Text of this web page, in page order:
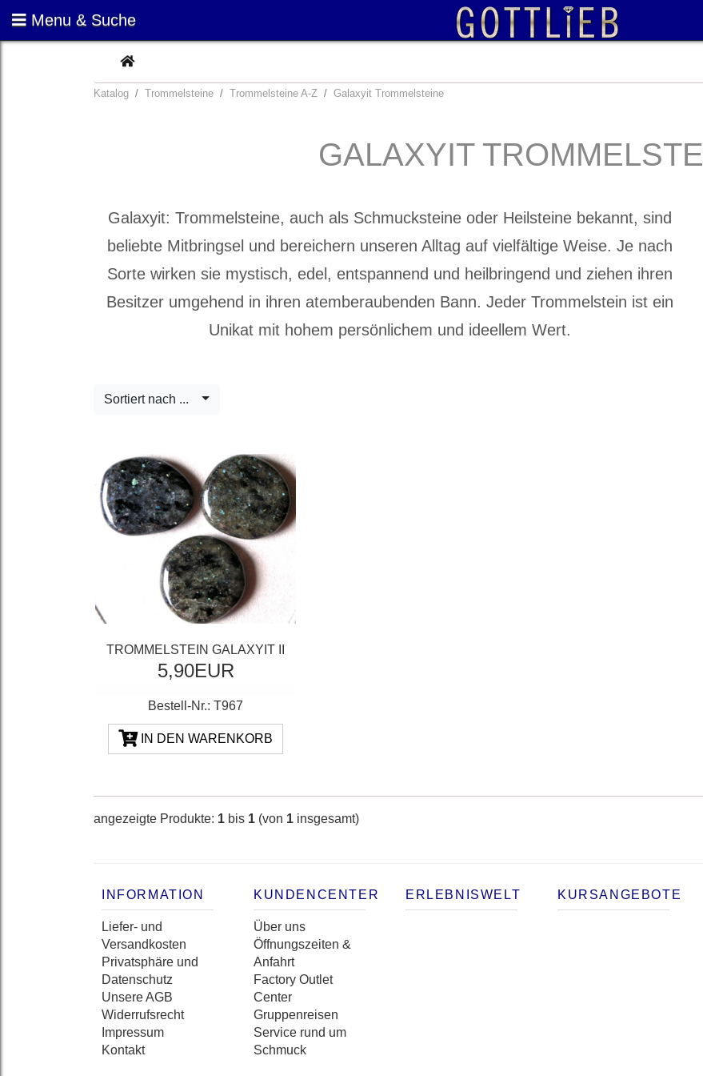
Menu & Suche
CURRENT
Katalog Trommelsteine Trommelsteine A-Z Galaxyit Trommelsteine
GALAXYIT
Galaxyit: Trommelsteine, auch als Schmucksteine oder Heilsteine bekannt, sind
beliebte Mitbringsel und bereichern unseren Alltag auf vielfältige Weise. Je nach
Sorte wirken sie mystisch, edel, entspannend und heilbringend und ziehen ihren
Besitzer umgehend in ihren atemberaubenden Bann. Jeder Trommelstein ist ein
Unikat mit hohem persönlichem und ideellem Wert.
Sortiert nach ...
TROMMELSTEIN GALAXYIT II
5,90EUR
Bestell-Nr.: T967
IN DEN WARENKORB
angezeigte Produkte: 1 bis 1 (von 1 insgesamt)
INFORMATION
Liefer- und
Versandkosten
Privatsphäre und
Datenschutz
Unsere AGB
Widerrufsrecht
Impressum
Kontakt
KUNDENCENTER
Über uns
Öffnungszeiten &
Anfahrt
Factory Outlet
Center
Gruppenreisen
Service rund um
Schmuck
ERLEBNISWELT KURSANGEBOTE